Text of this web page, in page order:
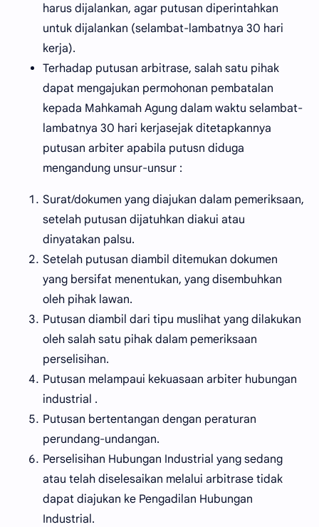
harus dijalankan, agar putusan diperintahkan
untuk dijalankan (selambat-lambatnya 30 hari
kerja).
Terhadap putusan arbitrase, salah satu pihak
dapat mengajukan permohonan pembatalan
kepada Mahkamah Agung dalam waktu selambat-
lambatnya 30 hari kerjasejak ditetapkannya
putusan arbiter apabila putusn diduga
mengandung unsur-unsur :
Surat/dokumen yang diajukan dalam pemeriksaan,
setelah putusan dijatuhkan diakui atau
dinyatakan palsu.
Setelah putusan diambil ditemukan dokumen
yang bersifat menentukan, yang disembuhkan
oleh pihak lawan.
Putusan diambil dari tipu muslihat yang dilakukan
oleh salah satu pihak dalam pemeriksaan
perselisihan.
Putusan melampaui kekuasaan arbiter hubungan
industrial .
Putusan bertentangan dengan peraturan
perundang-undangan.
Perselisihan Hubungan Industrial yang sedang
atau telah diselesaikan melalui arbitrase tidak
dapat diajukan ke Pengadilan Hubungan
Industrial.